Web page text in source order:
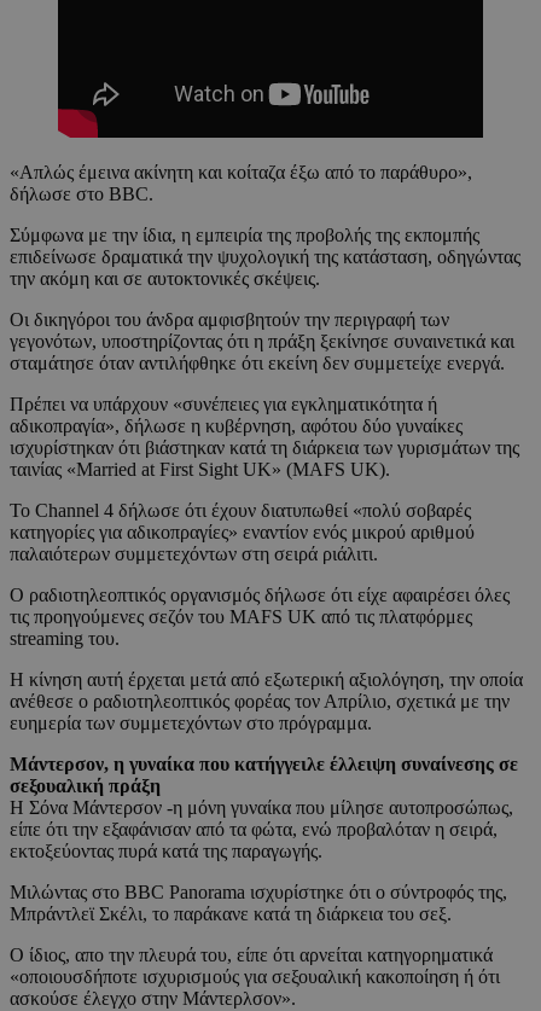
«Απλώς έμεινα ακίνητη και κοίταζα έξω από το παράθυρο»,
δήλωσε στο BBC.
Σύμφωνα με την ίδια, η εμπειρία της προβολής της εκπομπής
επιδείνωσε δραματικά την ψυχολογική της κατάσταση, οδηγώντας
την ακόμη και σε αυτοκτονικές σκέψεις.
Οι δικηγόροι του άνδρα αμφισβητούν την περιγραφή των
γεγονότων, υποστηρίζοντας ότι η πράξη ξεκίνησε συναινετικά και
σταμάτησε όταν αντιλήφθηκε ότι εκείνη δεν συμμετείχε ενεργά.
Πρέπει να υπάρχουν «συνέπειες για εγκληματικότητα ή
αδικοπραγία», δήλωσε η κυβέρνηση, αφότου δύο γυναίκες
ισχυρίστηκαν ότι βιάστηκαν κατά τη διάρκεια των γυρισμάτων της
ταινίας «Married at First Sight UK» (MAFS UK).
Το Channel 4 δήλωσε ότι έχουν διατυπωθεί «πολύ σοβαρές
κατηγορίες για αδικοπραγίες» εναντίον ενός μικρού αριθμού
παλαιότερων συμμετεχόντων στη σειρά ριάλιτι.
Ο ραδιοτηλεοπτικός οργανισμός δήλωσε ότι είχε αφαιρέσει όλες
τις προηγούμενες σεζόν του MAFS UK από τις πλατφόρμες
streaming του.
Η κίνηση αυτή έρχεται μετά από εξωτερική αξιολόγηση, την οποία
ανέθεσε ο ραδιοτηλεοπτικός φορέας τον Απρίλιο, σχετικά με την
ευημερία των συμμετεχόντων στο πρόγραμμα.
Μάντερσον, η γυναίκα που κατήγγειλε έλλειψη συναίνεσης σε
σεξουαλική πράξη
Η Σόνα Μάντερσον -η μόνη γυναίκα που μίλησε αυτοπροσώπως,
είπε ότι την εξαφάνισαν από τα φώτα, ενώ προβαλόταν η σειρά,
εκτοξεύοντας πυρά κατά της παραγωγής.
Μιλώντας στο BBC Panorama ισχυρίστηκε ότι ο σύντροφός της,
Μπράντλεϊ Σκέλι, το παράκανε κατά τη διάρκεια του σεξ.
Ο ίδιος, απο την πλευρά του, είπε ότι αρνείται κατηγορηματικά
«οποιουσδήποτε ισχυρισμούς για σεξουαλική κακοποίηση ή ότι
ασκούσε έλεγχο στην Μάντερλσον».